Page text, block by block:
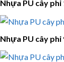
Nhựa PU cây phi
Nhựa PU cây phi